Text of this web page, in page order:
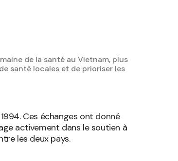
de la santé au Vietnam, plus
santé locales et de prioriser les
Ces échanges ont donné
activement dans le soutien à
les deux pays.